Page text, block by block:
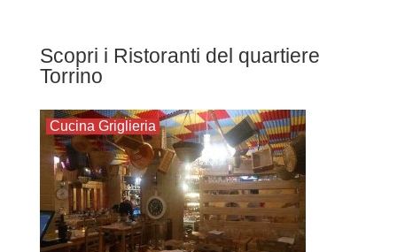
Scopri i Ristoranti del quartiere
Torrino
Cucina Griglieria